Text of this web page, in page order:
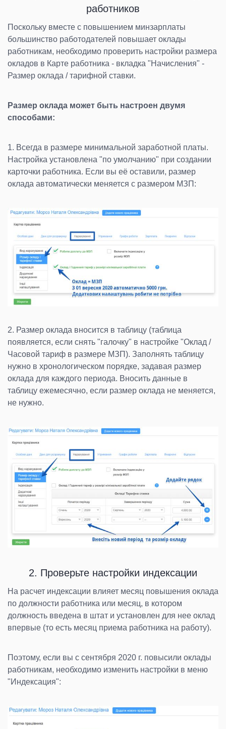
работников
Поскольку вместе с повышением минзарплаты
большинство работодателей повышает оклады
работникам, необходимо проверить настройки размера
окладов в Карте работника - вкладка "Начисления" -
Размер оклада / тарифной ставки.
Размер оклада может быть настроен двумя
способами:
1. Всегда в размере минимальной заработной платы.
Настройка установлена "по умолчанию" при создании
карточки работника. Если вы её оставили, размер
оклада автоматически меняется с размером МЗП:
2. Размер оклада вносится в таблицу (таблица
появляется, если снять "галочку" в настройке "Оклад /
Часовой тариф в размере МЗП). Заполнять таблицу
нужно в хронологическом порядке, задавая размер
оклада для каждого периода. Вносить данные в
таблицу ежемесячно, если размер оклада не меняется,
не нужно.
2. Проверьте настройки индексации
На расчет индексации влияет месяц повышения оклада
по должности работника или месяц, в котором
должность введена в штат и установлен для нее оклад
впервые (то есть месяц приема работника на работу).
Поэтому, если вы с сентября 2020 г. повысили оклады
работникам, необходимо изменить настройки в меню
"Индексация":